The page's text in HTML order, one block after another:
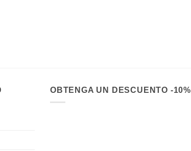
OBTENGA UN DESCUENTO -10%